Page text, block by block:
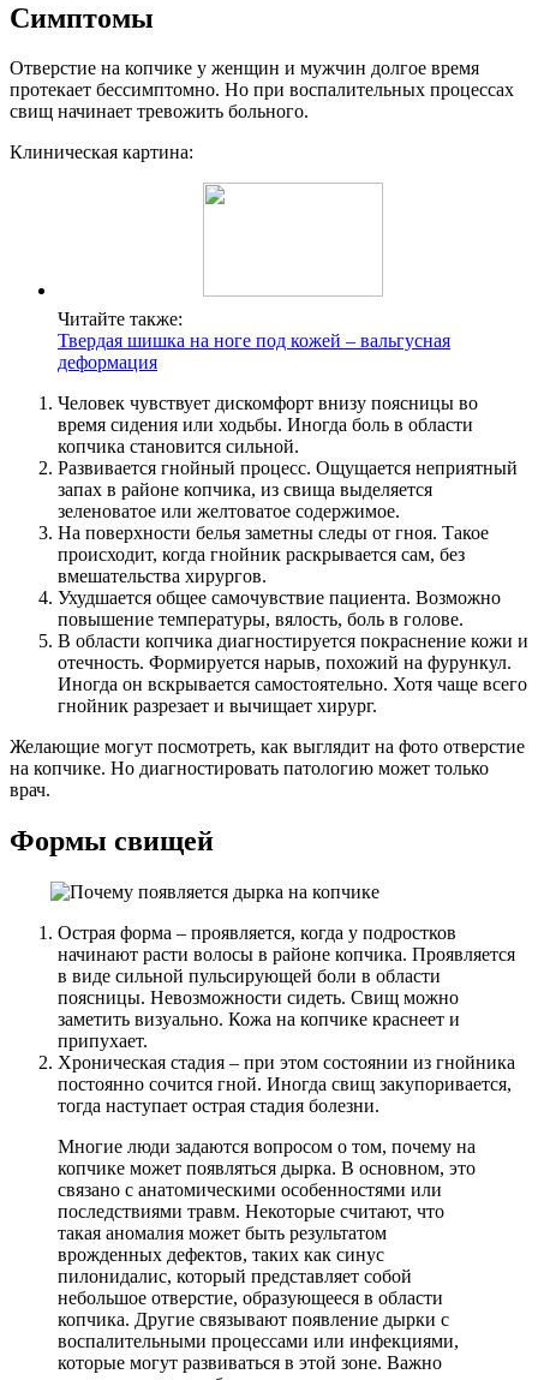
Симптомы
Отверстие на копчике у женщин и мужчин долгое время
протекает бессимптомно. Но при воспалительных процессах
свищ начинает тревожить больного.
Клиническая картина:
Читайте также:
Твердая шишка на ноге под кожей – вальгусная
деформация
Человек чувствует дискомфорт внизу поясницы во
время сидения или ходьбы. Иногда боль в области
копчика становится сильной.
Развивается гнойный процесс. Ощущается неприятный
запах в районе копчика, из свища выделяется
зеленоватое или желтоватое содержимое.
На поверхности белья заметны следы от гноя. Такое
происходит, когда гнойник раскрывается сам, без
вмешательства хирургов.
Ухудшается общее самочувствие пациента. Возможно
повышение температуры, вялость, боль в голове.
В области копчика диагностируется покраснение кожи и
отечность. Формируется нарыв, похожий на фурункул.
Иногда он вскрывается самостоятельно. Хотя чаще всего
гнойник разрезает и вычищает хирург.
Желающие могут посмотреть, как выглядит на фото отверстие
на копчике. Но диагностировать патологию может только
врач.
Формы свищей
Острая форма – проявляется, когда у подростков
начинают расти волосы в районе копчика. Проявляется
в виде сильной пульсирующей боли в области
поясницы. Невозможности сидеть. Свищ можно
заметить визуально. Кожа на копчике краснеет и
припухает.
Хроническая стадия – при этом состоянии из гнойника
постоянно сочится гной. Иногда свищ закупоривается,
тогда наступает острая стадия болезни.
Многие люди задаются вопросом о том, почему на
копчике может появляться дырка. В основном, это
связано с анатомическими особенностями или
последствиями травм. Некоторые считают, что
такая аномалия может быть результатом
врожденных дефектов, таких как синус
пилонидалис, который представляет собой
небольшое отверстие, образующееся в области
копчика. Другие связывают появление дырки с
воспалительными процессами или инфекциями,
которые могут развиваться в этой зоне. Важно